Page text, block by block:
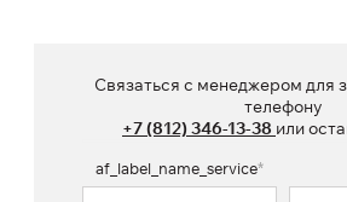
Связаться с менеджером для
телефону
+7 (812) 346-13-38 или
af_label_name_service*